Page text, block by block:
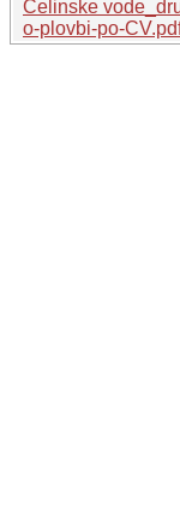
Celinske
o-plovbi-po-